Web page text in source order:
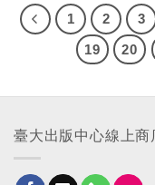
1 2 3
19
20
臺大出版中心線上商